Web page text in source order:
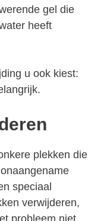
gel die
heeft
u ook kiest:
plekken die
speciaal
verwijderen,
probleem niet